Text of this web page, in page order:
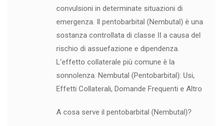
convulsioni in determinate situazioni di
emergenza. Il pentobarbital (Nembutal) è una
sostanza controllata di classe II a causa del
rischio di assuefazione e dipendenza.
L’effetto collaterale più comune è la
sonnolenza. Nembutal (Pentobarbital): Usi,
Effetti Collaterali, Domande Frequenti e Altro
A cosa serve il pentobarbital (Nembutal)?